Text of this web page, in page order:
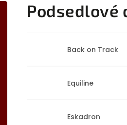
Podsedlové
Back on Track
Equiline
Eskadron